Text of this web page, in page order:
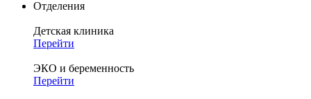
Отделения
Детская клиника
Перейти
ЭКО и беременность
Перейти